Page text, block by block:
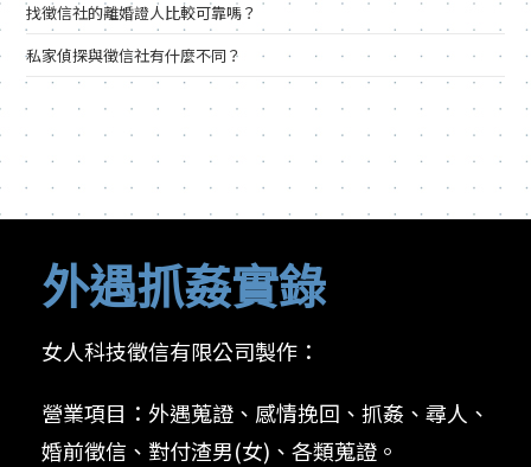
找徵信社的離婚證人比較可靠嗎？
私家偵探與徵信社有什麼不同？
外遇抓姦實錄
女人科技徵信有限公司製作：
營業項目：外遇蒐證、感情挽回、抓姦、尋人、
婚前徵信、對付渣男(女)、各類蒐證。